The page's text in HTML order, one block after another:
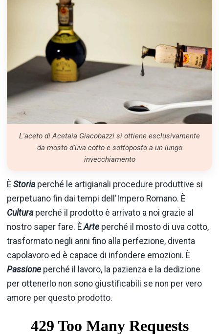
L'aceto di Acetaia Giacobazzi si ottiene esclusivamente
da mosto d’uva cotto e sottoposto a un lungo
invecchiamento
È Storia perché le artigianali procedure produttive si
perpetuano fin dai tempi dell'Impero Romano. È
Cultura perché il prodotto è arrivato a noi grazie al
nostro saper fare. ÈArte perché il mosto di uva cotto,
trasformato negli anni fino alla perfezione, diventa
capolavoro ed è capace di infondere emozioni. È
Passione perché il lavoro, la pazienza e la dedizione
per ottenerlo non sono giustificabili se non per vero
amore per questo prodotto.